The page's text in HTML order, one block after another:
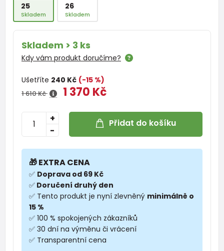
25
Skladem
26
Skladem
Skladem > 3 ks
Kdy vám produkt doručíme?
Ušetříte 240 Kč (-15 %)
1 610 Kč 1 370 Kč
-
+ Přidat do košíku
🎁 EXTRA CENA
✅ Doprava od 69 Kč
✅ Doručení druhý den
✅ Tento produkt je nyní zlevněný minimálně o
15 %
✅ 100 % spokojených zákazníků
✅ 30 dní na výměnu či vrácení
✅ Transparentní cena